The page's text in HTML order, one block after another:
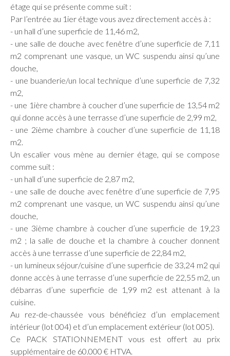
étage qui se présente comme suit :
Par l’entrée au 1ier étage vous avez directement accès à :
- un hall d’une superficie de 11,46 m2,
- une salle de douche avec fenêtre d’une superficie de 7,11
m2 comprenant une vasque, un WC suspendu ainsi qu’une
douche,
- une buanderie/un local technique d’une superficie de 7,32
m2,
- une 1ière chambre à coucher d’une superficie de 13,54 m2
qui donne accès à une terrasse d’une superficie de 2,99 m2,
- une 2ième chambre à coucher d’une superficie de 11,18
m2.
Un escalier vous mène au dernier étage, qui se compose
comme suit :
- un hall d’une superficie de 2,87 m2,
- une salle de douche avec fenêtre d’une superficie de 7,95
m2 comprenant une vasque, un WC suspendu ainsi qu’une
douche,
- une 3ième chambre à coucher d’une superficie de 19,23
m2 ; la salle de douche et la chambre à coucher donnent
accès à une terrasse d’une superficie de 22,84 m2,
- un lumineux séjour/cuisine d’une superficie de 33,24 m2 qui
donne accès à une terrasse d’une superficie de 22,55 m2, un
débarras d’une superficie de 1,99 m2 est attenant à la
cuisine.
Au rez-de-chaussée vous bénéficiez d’un emplacement
intérieur (lot 004) et d’un emplacement extérieur (lot 005).
Ce PACK STATIONNEMENT vous est offert au prix
supplémentaire de 60.000 € HTVA.